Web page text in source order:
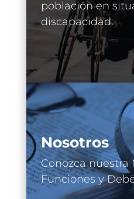
población en
discapacidad.
Nosotros
Conozca nuestra
Funciones y